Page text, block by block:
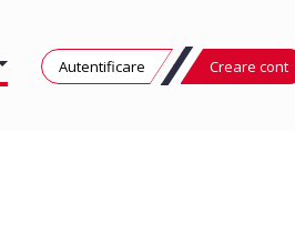
Autentificare Creare cont